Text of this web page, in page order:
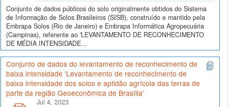
Conjunto de dados públicos do solo originalmente obtidos do Sistema
de Informação de Solos Brasileiros (SISB), construído e mantido pela
Embrapa Solos (Rio de Janeiro) e Embrapa Informática Agropecuária
(Campinas), referente ao 'LEVANTAMENTO DE RECONHECIMENTO
DE MÉDIA INTENSIDADE...
Conjunto de dados do levantamento de reconhecimento de
baixa intensidade 'Levantamento de reconhecimento de
baixa intensidade dos solos e aptidão agrícola das terras de
parte da região Geoeconômica de Brasília'
Jul 4, 2023